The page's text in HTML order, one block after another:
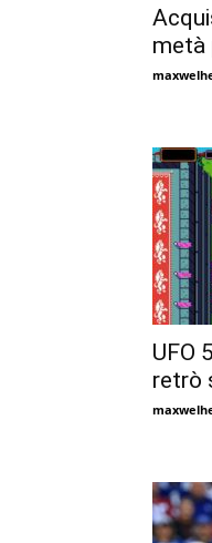
metà
UFO
retrò